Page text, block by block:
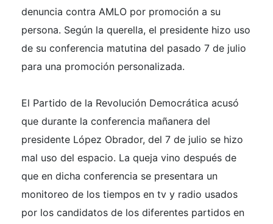
denuncia contra AMLO por promoción a su
persona. Según la querella, el presidente hizo uso
de su conferencia matutina del pasado 7 de julio
para una promoción personalizada.
El Partido de la Revolución Democrática acusó
que durante la conferencia mañanera del
presidente López Obrador, del 7 de julio se hizo
mal uso del espacio. La queja vino después de
que en dicha conferencia se presentara un
monitoreo de los tiempos en tv y radio usados
por los candidatos de los diferentes partidos en